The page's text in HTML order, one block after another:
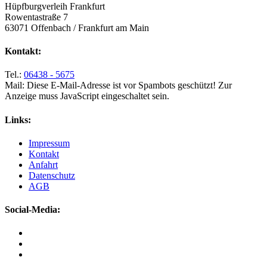
Hüpfburgverleih Frankfurt
Rowentastraße 7
63071 Offenbach / Frankfurt am Main
Kontakt:
Tel.: 06438 - 5675
Mail: Diese E-Mail-Adresse ist vor Spambots geschützt! Zur
Anzeige muss JavaScript eingeschaltet sein.
Links:
Impressum
Kontakt
Anfahrt
Datenschutz
AGB
Social-Media: